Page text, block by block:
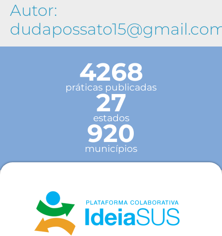
Autor:
4268
práticas publicadas
27
estados
920
municípios